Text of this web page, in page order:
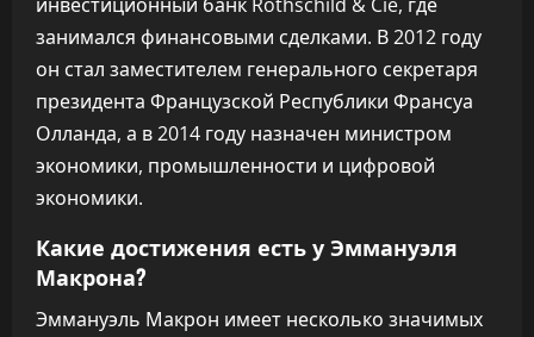
занимался финансовыми сделками. В 2012 году
он стал заместителем генерального секретаря
президента Французской Республики Франсуа
Олланда, а в 2014 году назначен министром
экономики, промышленности и цифровой
экономики.
Какие достижения есть у Эммануэля
Макрона?
Эммануэль Макрон имеет несколько значимых